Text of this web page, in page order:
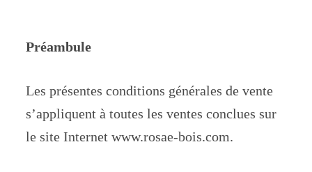
Préambule
Les présentes conditions générales de vente
s’appliquent à toutes les ventes conclues sur
le site Internet www.rosae-bois.com.